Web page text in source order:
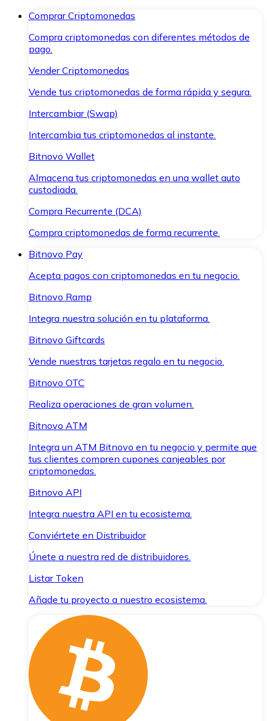
Comprar Criptomonedas
Compra criptomonedas con diferentes métodos de
pago.
Vender Criptomonedas
Vende tus criptomonedas de forma rápida y segura.
Intercambiar (Swap)
Intercambia tus criptomonedas al instante.
Bitnovo Wallet
Almacena tus criptomonedas en una wallet auto
custodiada.
Compra Recurrente (DCA)
Compra criptomonedas de forma recurrente.
Bitnovo Pay
Acepta pagos con criptomonedas en tu negocio.
Bitnovo Ramp
Integra nuestra solución en tu plataforma.
Bitnovo Giftcards
Vende nuestras tarjetas regalo en tu negocio.
Bitnovo OTC
Realiza operaciones de gran volumen.
Bitnovo ATM
Integra un ATM Bitnovo en tu negocio y permite que
tus clientes compren cupones canjeables por
criptomonedas.
Bitnovo API
Integra nuestra API en tu ecosistema.
Conviértete en Distribuidor
Únete a nuestra red de distribuidores.
Listar Token
Añade tu proyecto a nuestro ecosistema.